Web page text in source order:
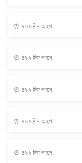
⏰ ৪৮২ দিন আগে
⏰ ৪৮২ দিন আগে
⏰ ৪৮২ দিন আগে
⏰ ৪৮২ দিন আগে
⏰ ৪৮২ দিন আগে